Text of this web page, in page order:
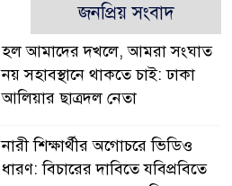
জনপ্রিয় সংবাদ
হল আমাদের দখলে, আমরা সংঘাত
নয় সহাবস্থানে থাকতে চাই: ঢাকা
আলিয়ার ছাত্রদল নেতা
নারী শিক্ষার্থীর অগোচরে ভিডিও
ধারণ: বিচারের দাবিতে যবিপ্রবিতে